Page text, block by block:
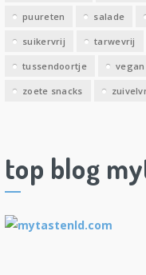
puureten salade
suikervrij tarwevrij
tussendoortje vegan
zoete snacks
top blog